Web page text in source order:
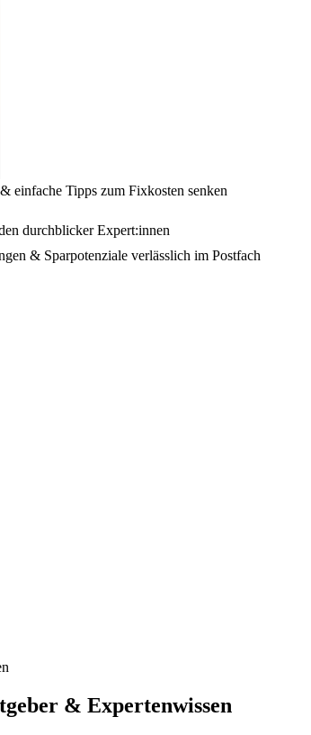
einfache Tipps zum Fixkosten senken
durchblicker Expert:innen
& Sparpotenziale verlässlich im Postfach
& Expertenwissen